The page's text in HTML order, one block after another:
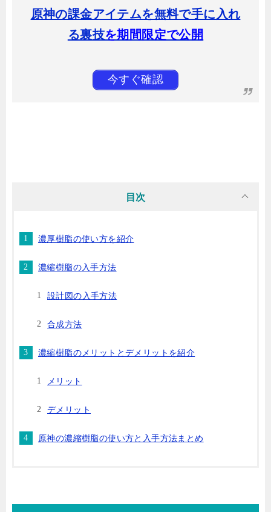
原神の課金アイテムを無料で手に入れ
る裏技を期間限定で公開
今すぐ確認
目次
濃厚樹脂の使い方を紹介
濃縮樹脂の入手方法
設計図の入手方法
合成方法
濃縮樹脂のメリットとデメリットを紹介
メリット
デメリット
原神の濃縮樹脂の使い方と入手方法まとめ